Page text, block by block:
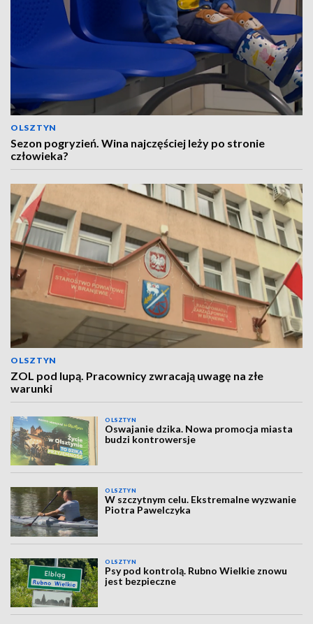
OLSZTYN
Sezon pogryzień. Wina najczęściej leży po stronie
człowieka?
OLSZTYN
ZOL pod lupą. Pracownicy zwracają uwagę na złe
warunki
OLSZTYN
Oswajanie dzika. Nowa promocja miasta
budzi kontrowersje
OLSZTYN
W szczytnym celu. Ekstremalne wyzwanie
Piotra Pawelczyka
OLSZTYN
Psy pod kontrolą. Rubno Wielkie znowu
jest bezpieczne